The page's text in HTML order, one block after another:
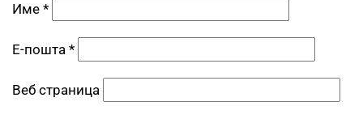
Име *
Е-пошта *
Веб страница